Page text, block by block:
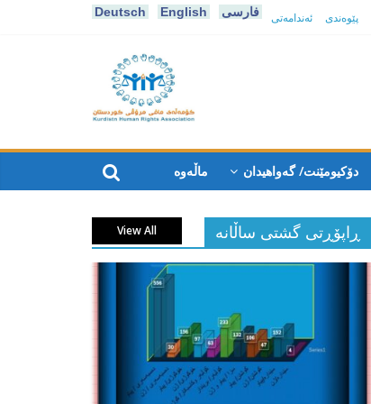
Deutsch English فارسی پێوەندی ئەندامەتی
كۆمه‌ڵه‌ی
مافی
مرۆڤی
کوردستان
دۆکیومێنت/ گەواهیدان ماڵەوە
ڕاپۆڕتی گشتی ساڵانه View All